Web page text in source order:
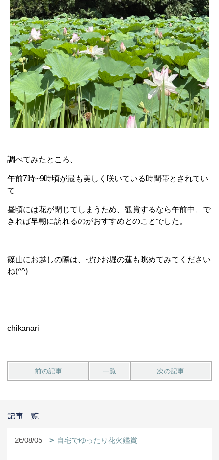
調べてみたところ、
午前7時~9時頃が最も美しく咲いている時間帯とされてい
て
昼頃には花が閉じてしまうため、観賞するなら午前中、で
きれば早朝に訪れるのがおすすめとのことでした。
篠山にお越しの際は、ぜひお堀の蓮も眺めてみてください
ね(^^)
chikanari
前の記事 一覧 次の記事
記事一覧
26/08/05 自宅でゆったり花火鑑賞